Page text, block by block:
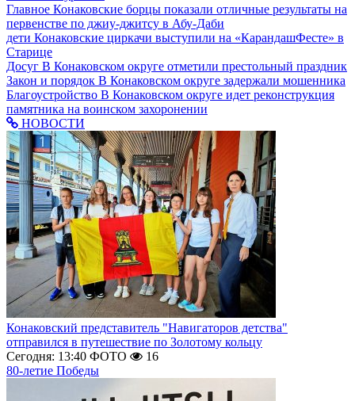
Главное Конаковские борцы показали отличные результаты на
первенстве по джиу-джитсу в Абу-Даби
дети Конаковские циркачи выступили на «КарандашФесте» в
Старице
Досуг В Конаковском округе отметили престольный праздник
Закон и порядок В Конаковском округе задержали мошенника
Благоустройство В Конаковском округе идет реконструкция
памятника на воинском захоронении
НОВОСТИ
Конаковский представитель "Навигаторов детства"
отправился в путешествие по Золотому кольцу
Сегодня: 13:40 ФОТО
16
80-летие Победы